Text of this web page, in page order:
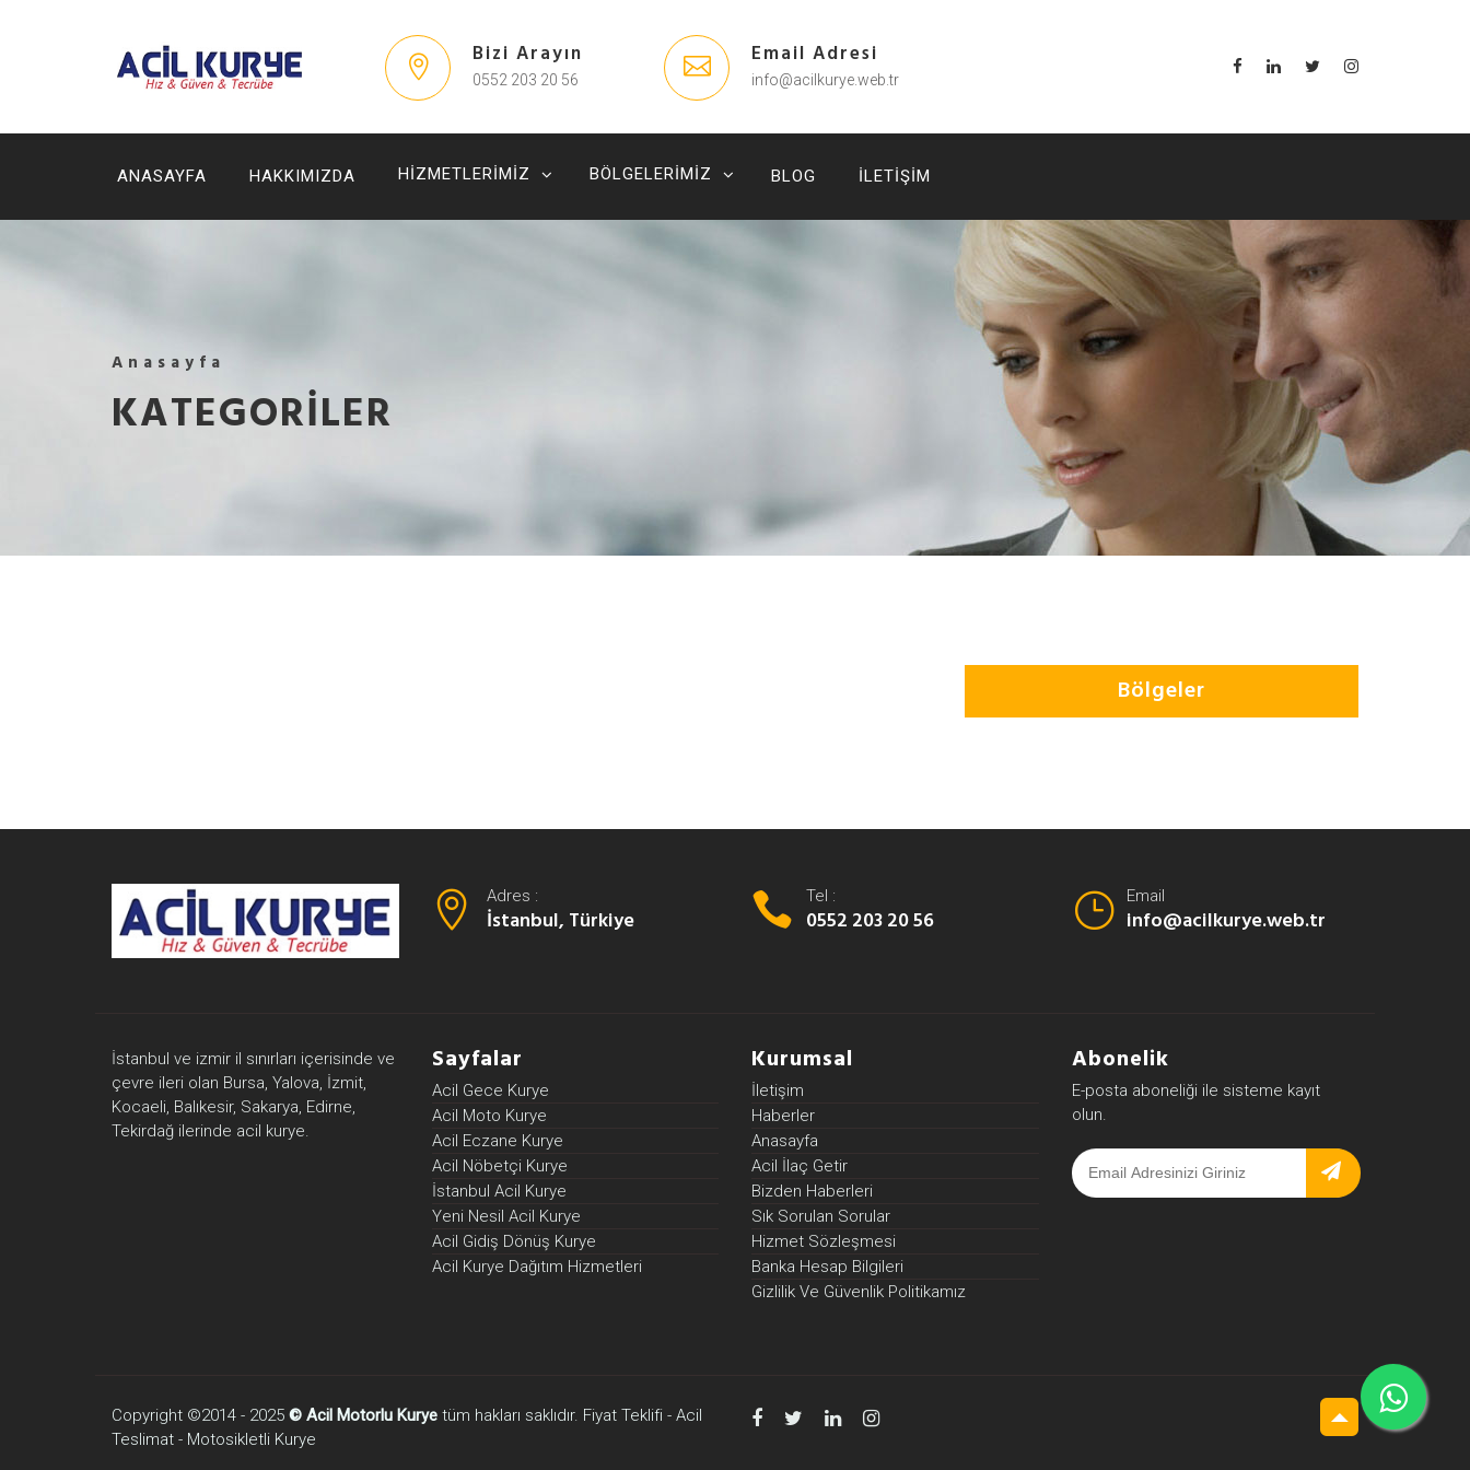
Bizi Arayın
0552 203 20 56
Email Adresi
info@acilkurye.web.tr
ANASAYFA HAKKIMIZDA HIZMETLERIMIZ BÖLGELERIMIZ BLOG İLETIŞIM
Anasayfa
KATEGORILER
Bölgeler
Adres :
İstanbul, Türkiye
Tel :
0552 203 20 56
Email
info@acilkurye.web.tr
İstanbul ve izmir il sınırları içerisinde ve
çevre ileri olan Bursa, Yalova, İzmit,
Kocaeli, Balıkesir, Sakarya, Edirne,
Tekirdağ ilerinde acil kurye.
Sayfalar
Acil Gece Kurye
Acil Moto Kurye
Acil Eczane Kurye
Acil Nöbetçi Kurye
İstanbul Acil Kurye
Yeni Nesil Acil Kurye
Acil Gidiş Dönüş Kurye
Acil Kurye Dağıtım Hizmetleri
Kurumsal
İletişim
Haberler
Anasayfa
Acil İlaç Getir
Bizden Haberleri
Sık Sorulan Sorular
Hizmet Sözleşmesi
Banka Hesap Bilgileri
Gizlilik Ve Güvenlik Politikamız
Abonelik
E-posta aboneliği ile sisteme kayıt
olun.
Copyright ©2014 - 2025 © Acil Motorlu Kurye tüm hakları saklıdır. Fiyat Teklifi - Acil
Teslimat - Motosikletli Kurye